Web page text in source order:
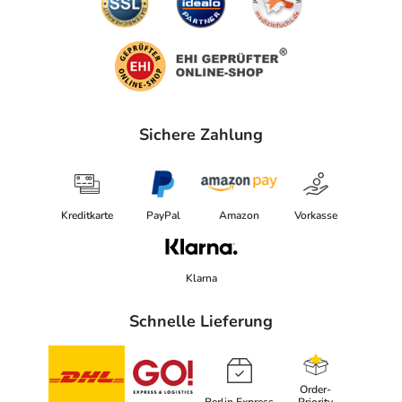
Ist Ihnen das Arzneimittel trotz einer Gegenanzeige
verordnet worden, sprechen Sie mit Ihrem Arzt oder
Apotheker. Der therapeutische Nutzen kann höher sein,
Gegenanzeige in sich birgt.
Welche unerwünschten Wirkungen können auftreten?
- Erhöhte Leberwerte (Transaminasen)
- Überempfindlichkeit
- Schwerer allergischer Schock
- Nesselausschlag (Urtikaria)
Sichere Zahlung
Kreditkarte PayPal Amazon Vorkasse
Klarna
Schnelle Lieferung
Order-